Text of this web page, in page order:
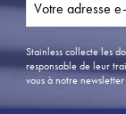
Stainless collecte les
responsable de leur
vous à notre newsletter.